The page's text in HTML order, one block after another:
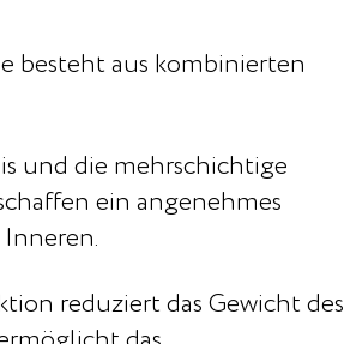
besteht aus kombinierten
und die mehrschichtige
ein angenehmes
reduziert das Gewicht des